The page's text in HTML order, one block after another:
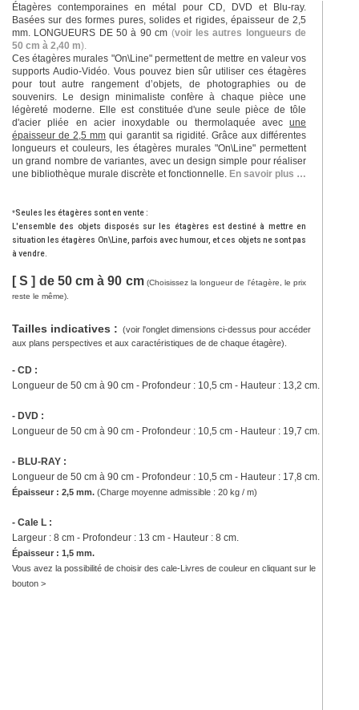
Étagères contemporaines en métal pour CD, DVD et Blu-ray.
Basées sur des formes pures, solides et rigides, épaisseur de 2,5
mm. LONGUEURS DE 50 à 90 cm (voir les autres longueurs de
50 cm à 2,40 m).
Ces étagères murales "On\Line" permettent de mettre en valeur vos
supports Audio-Vidéo. Vous pouvez bien sûr utiliser ces étagères
pour tout autre rangement d’objets, de photographies ou de
souvenirs. Le design minimaliste confère à chaque pièce une
légèreté moderne. Elle est constituée d'une seule pièce de tôle
d'acier pliée en acier inoxydable ou thermolaquée avec une
épaisseur de 2,5 mm qui garantit sa rigidité. Grâce aux différentes
longueurs et couleurs, les étagères murales "On\Line" permettent
un grand nombre de variantes, avec un design simple pour réaliser
une bibliothèque murale discrète et fonctionnelle. En savoir plus …
*Seules les étagères sont en vente :
L'ensemble des objets disposés sur les étagères est destiné à mettre en
situation les étagères On\Line, parfois avec humour, et ces objets ne sont pas
à vendre.
[ S ] de 50 cm à 90 cm (Choisissez la longueur de l'étagère, le prix
reste le même).
Tailles indicatives : (voir l'onglet dimensions ci-dessus pour accéder
aux plans perspectives et aux caractéristiques de de chaque étagère).
- CD :
Longueur de 50 cm à 90 cm - Profondeur : 10,5 cm - Hauteur : 13,2 cm.
- DVD :
Longueur de 50 cm à 90 cm - Profondeur : 10,5 cm - Hauteur : 19,7 cm.
- BLU-RAY :
Longueur de 50 cm à 90 cm - Profondeur : 10,5 cm - Hauteur : 17,8 cm.
Épaisseur : 2,5 mm. (Charge moyenne admissible : 20 kg / m)
- Cale L :
Largeur : 8 cm - Profondeur : 13 cm - Hauteur : 8 cm.
Épaisseur : 1,5 mm.
Vous avez la possibilité de choisir des cale-Livres de couleur en cliquant sur le
bouton >